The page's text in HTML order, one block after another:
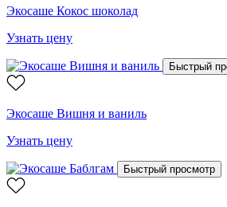
Экосаше Кокос шоколад
Узнать цену
Быстрый
Экосаше Вишня и ваниль
Узнать цену
Быстрый просмотр